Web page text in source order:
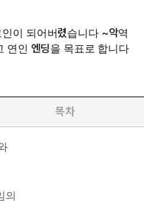
이 되어버렸습니다 ~악역
연인 엔딩을 목표로 합니다
목차
의